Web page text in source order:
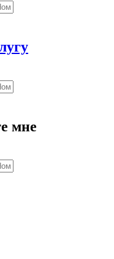
мне